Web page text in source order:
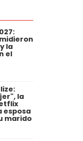
la
el
la
esposa
marido